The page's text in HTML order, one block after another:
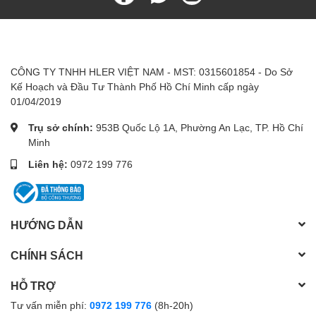
nếu vật liệu này dùng vẫn không đủ, quý khách phải mua thêm
hoặc thỏa thuận mức khoán với bộ phận kỹ thuật thi công.
CÔNG TY TNHH HLER VIỆT NAM - MST: 0315601854 - Do Sở
Kế Hoạch và Đầu Tư Thành Phố Hồ Chí Minh cấp ngày
01/04/2019
Trụ sở chính: 953B Quốc Lộ 1A, Phường An Lạc, TP. Hồ Chí
Minh
Liên hệ: 0972 199 776
HƯỚNG DẪN
CHÍNH SÁCH
HỖ TRỢ
Tư vấn miễn phí: 0972 199 776 (8h-20h)